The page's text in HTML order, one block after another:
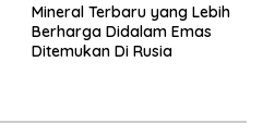
Mineral Terbaru yang Lebih
Berharga Didalam Emas
Ditemukan Di Rusia